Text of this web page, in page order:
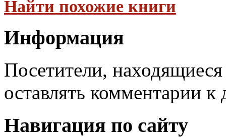
Найти похожие книги
Информация
Посетители,
оставлять комментарии к
Навигация по сайту